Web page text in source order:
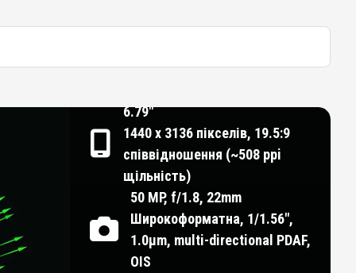
6.79"
1440 x 3136 пікселів, 19.5:9
співвідношення (~508 ppi
щільність)
50 MP, f/1.8, 22mm
Широкоформатна, 1/1.56",
1.0µm, multi-directional PDAF,
OIS